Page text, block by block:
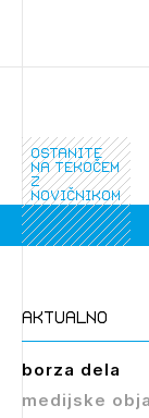
ostanite
na tekočem
z
novičnikom
aktualno
borza dela
medijske